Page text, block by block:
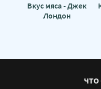
Вкус мяса - Джек
Лондон